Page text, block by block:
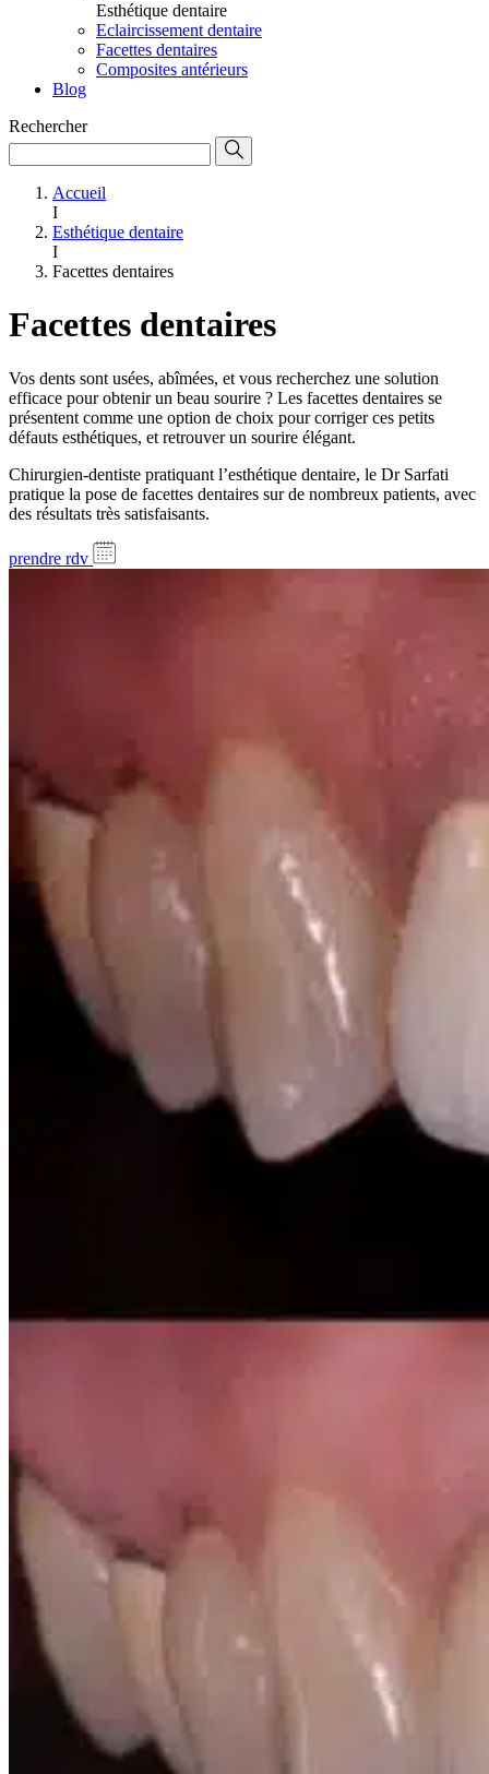
Esthétique dentaire
Eclaircissement dentaire
Facettes dentaires
Composites antérieurs
Blog
Rechercher
Accueil
I
Esthétique dentaire
I
Facettes dentaires
Facettes dentaires
Vos dents sont usées, abîmées, et vous recherchez une solution
efficace pour obtenir un beau sourire ? Les facettes dentaires se
présentent comme une option de choix pour corriger ces petits
défauts esthétiques, et retrouver un sourire élégant.
Chirurgien-dentiste pratiquant l’esthétique dentaire, le Dr Sarfati
pratique la pose de facettes dentaires sur de nombreux patients, avec
des résultats très satisfaisants.
prendre rdv